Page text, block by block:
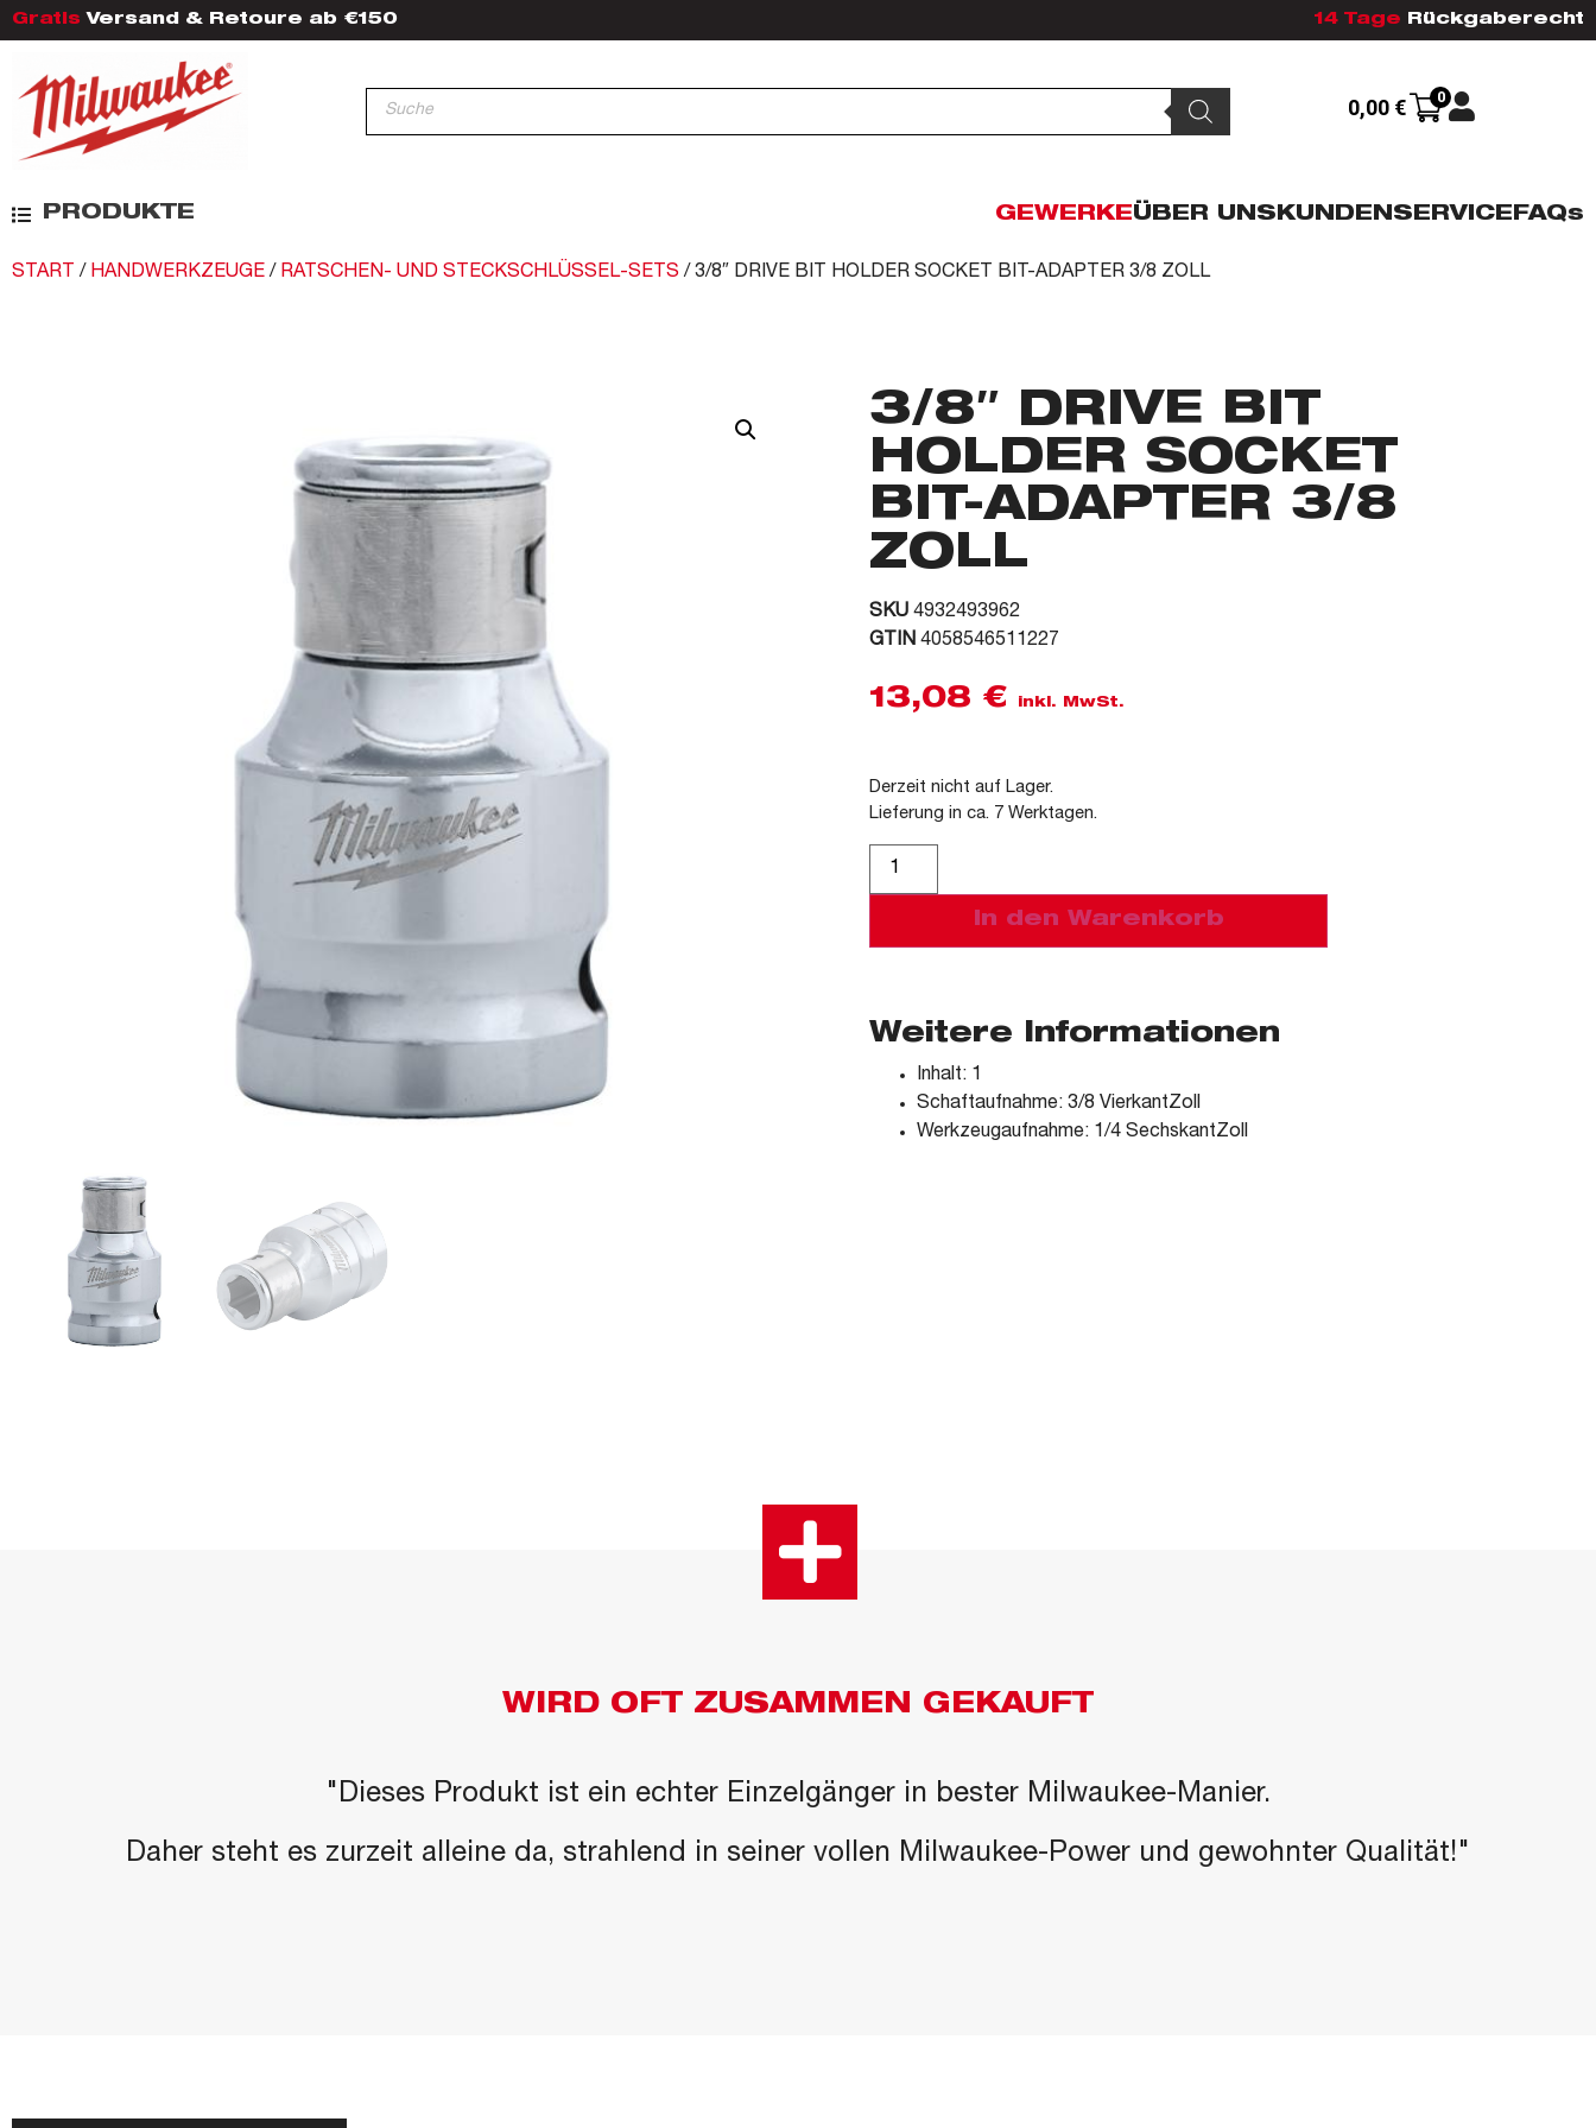
Gratis Versand & Retoure ab €150 14 Tage Rückgaberecht
0,00 € 0
PRODUKTE GEWERKEÜBER UNSKUNDENSERVICEFAQs
START / HANDWERKZEUGE / RATSCHEN- UND STECKSCHLÜSSEL-SETS / 3/8″ DRIVE BIT HOLDER SOCKET BIT-ADAPTER 3/8 ZOLL
3/8″ DRIVE BIT
HOLDER SOCKET
BIT-ADAPTER 3/8
ZOLL
SKU 4932493962
GTIN 4058546511227
13,08 € inkl. MwSt.
Derzeit nicht auf Lager.
Lieferung in ca. 7 Werktagen.
In den Warenkorb
Weitere Informationen
Inhalt: 1
Schaftaufnahme: 3/8 VierkantZoll
Werkzeugaufnahme: 1/4 SechskantZoll
WIRD OFT ZUSAMMEN GEKAUFT
"Dieses Produkt ist ein echter Einzelgänger in bester Milwaukee-Manier.
Daher steht es zurzeit alleine da, strahlend in seiner vollen Milwaukee-Power und gewohnter Qualität!"